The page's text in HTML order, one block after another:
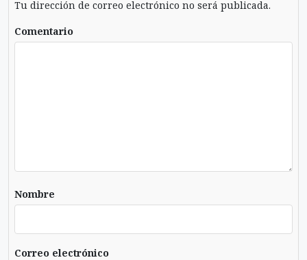
Tu dirección de correo electrónico no será publicada.
Comentario
Nombre
Correo electrónico